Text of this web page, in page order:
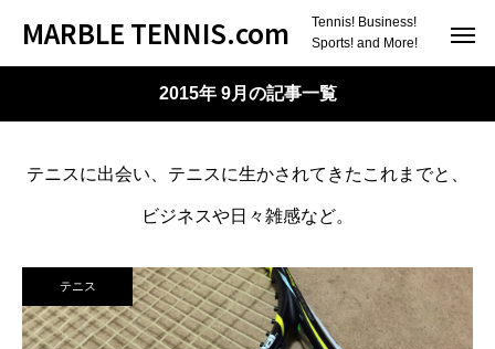
MARBLE TENNIS.com
Tennis! Business!
Sports! and More!
2015年 9月の記事一覧
テニスに出会い、テニスに生かされてきたこれまでと、
ビジネスや日々雑感など。
テニス